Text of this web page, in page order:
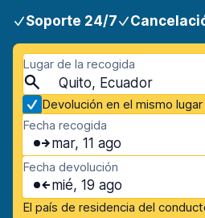
Soporte 24/7
Lugar de la recogida
Quito, Ecuador
Devolución en el mismo lugar
Fecha recogida
mar, 11 ago
Fecha devolución
mié, 19 ago
El país de residencia del